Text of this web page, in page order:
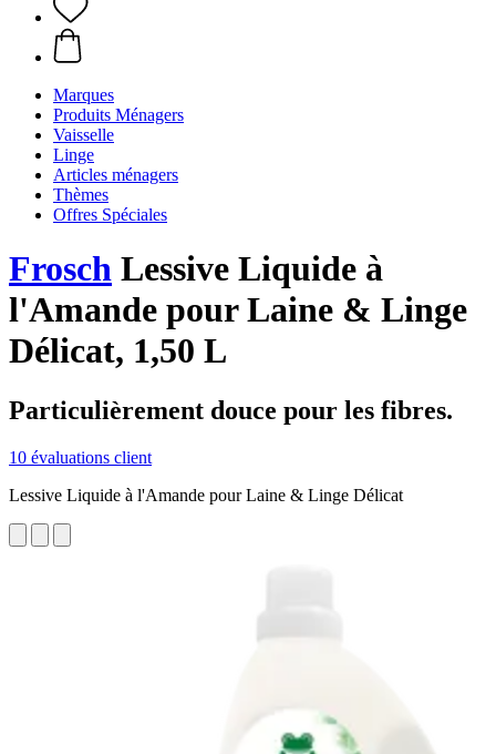
Marques
Produits Ménagers
Vaisselle
Linge
Articles ménagers
Thèmes
Offres Spéciales
Frosch Lessive Liquide à
l'Amande pour Laine & Linge
Délicat, 1,50 L
Particulièrement douce pour les fibres.
10 évaluations client
Lessive Liquide à l'Amande pour Laine & Linge Délicat